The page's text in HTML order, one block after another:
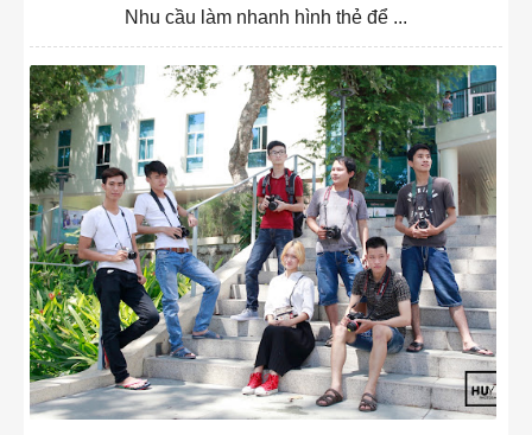
Nhu cầu làm nhanh hình thẻ để ...